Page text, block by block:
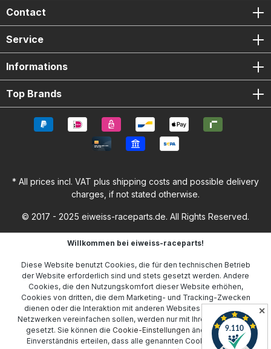
Contact
Service
Informations
Top Brands
* All prices incl. VAT plus shipping costs and possible delivery
charges, if not stated otherwise.
© 2017 - 2025 eiweiss-raceparts.de. All Rights Reserved.
Willkommen bei eiweiss-raceparts!
Diese Website benutzt Cookies, die für den technischen Betrieb
der Website erforderlich sind und stets gesetzt werden. Andere
Cookies, die den Nutzungskomfort dieser Website erhöhen,
Cookies von dritten, die dem Marketing- und Tracking-Zwecken
dienen oder die Interaktion mit anderen Websites und sozialen
Netzwerken vereinfachen sollen, werden nur mit Ihrer Zustimmung
gesetzt. Sie können die Cookie-Einstellungen ändern oder Ihr
Einverständnis erteilen, dass alle genannten Cookies gesetzt
✕